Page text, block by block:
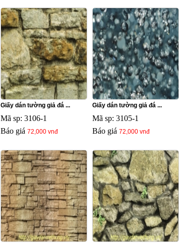
Giấy dán tường giả đá ...
Mã sp: 3106-1
Báo giá 72,000 vnđ
Giấy dán tường giả đá ...
Mã sp: 3105-1
Báo giá 72,000 vnđ